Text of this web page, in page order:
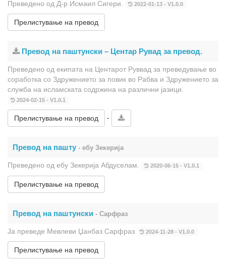
Преведено од Д-р Исмаил Сигери. 2022-01-13 - V1.0.0
Прелистување на превод
Превод на паштунски – Центар Рувад за превод.
Преведено од екипата на Центарот Руввад за преведување во
соработка со Здружението за повик во Рабва и Здружението за
служба на исламската содржина на различни јазици.
2024-02-15 - V1.0.1
Прелистување на превод -
Превод на пашту - ебу Зекерија
Преведено од ебу Зекерија Абдуселам. 2020-06-15 - V1.0.1
Прелистување на превод
Превод на паштунски - Сарфраз
Ја преведе Мевлеви Џанбаз Сарфраз 2024-11-28 - V1.0.0
Прелистување на превод